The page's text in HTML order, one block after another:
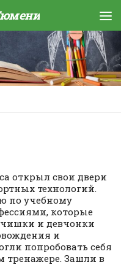
открыл свои двери
технологий.
по учебному
которые
и девчонки
и
попробовать себя
тренажере. Зашли в